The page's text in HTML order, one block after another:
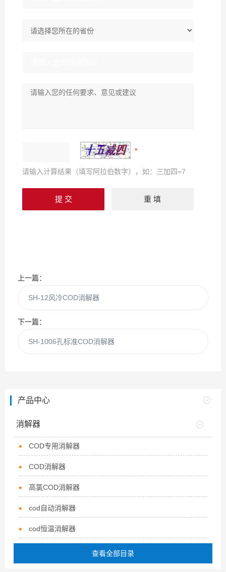
请输入计算结果（填写阿拉伯数字），如：三加四=7
上一篇：
SH-12风冷COD消解器
下一篇：
SH-1006孔标准COD消解器
产品中心
消解器
COD专用消解器
COD消解器
高氯COD消解器
cod自动消解器
cod恒温消解器
查看全部目录